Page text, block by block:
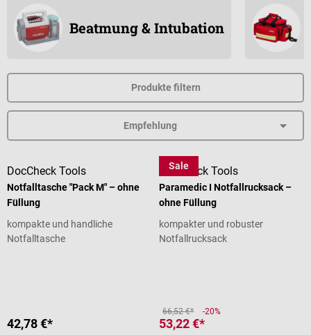
Beatmung & Intubation
Produkte filtern
DocCheck Tools
Notfalltasche "Pack M" – ohne
Füllung
kompakte und handliche
Notfalltasche
42,78 €*
Sale
DocCheck Tools
Paramedic I Notfallrucksack –
ohne Füllung
kompakter und robuster
Notfallrucksack
66,52 €* -20%
53,22 €*